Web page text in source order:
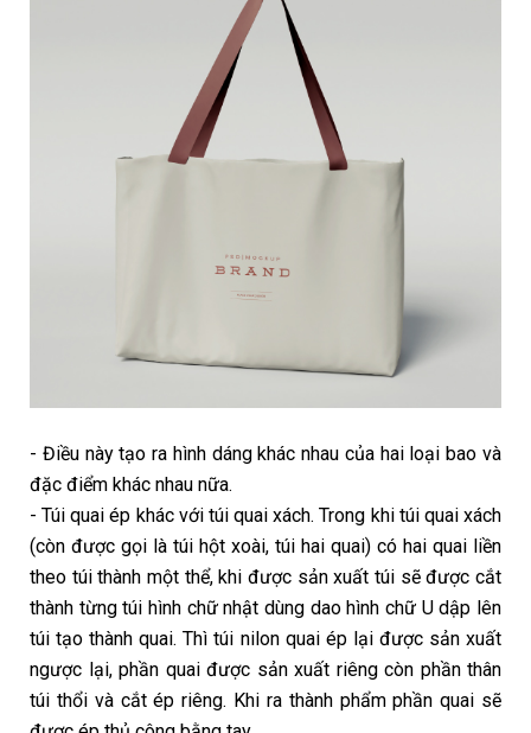
- Điều này tạo ra hình dáng khác nhau của hai loại bao và
đặc điểm khác nhau nữa.
- Túi quai ép khác với túi quai xách. Trong khi túi quai xách
(còn được gọi là túi hột xoài, túi hai quai) có hai quai liền
theo túi thành một thể, khi được sản xuất túi sẽ được cắt
thành từng túi hình chữ nhật dùng dao hình chữ U dập lên
túi tạo thành quai. Thì túi nilon quai ép lại được sản xuất
ngược lại, phần quai được sản xuất riêng còn phần thân
túi thổi và cắt ép riêng. Khi ra thành phẩm phần quai sẽ